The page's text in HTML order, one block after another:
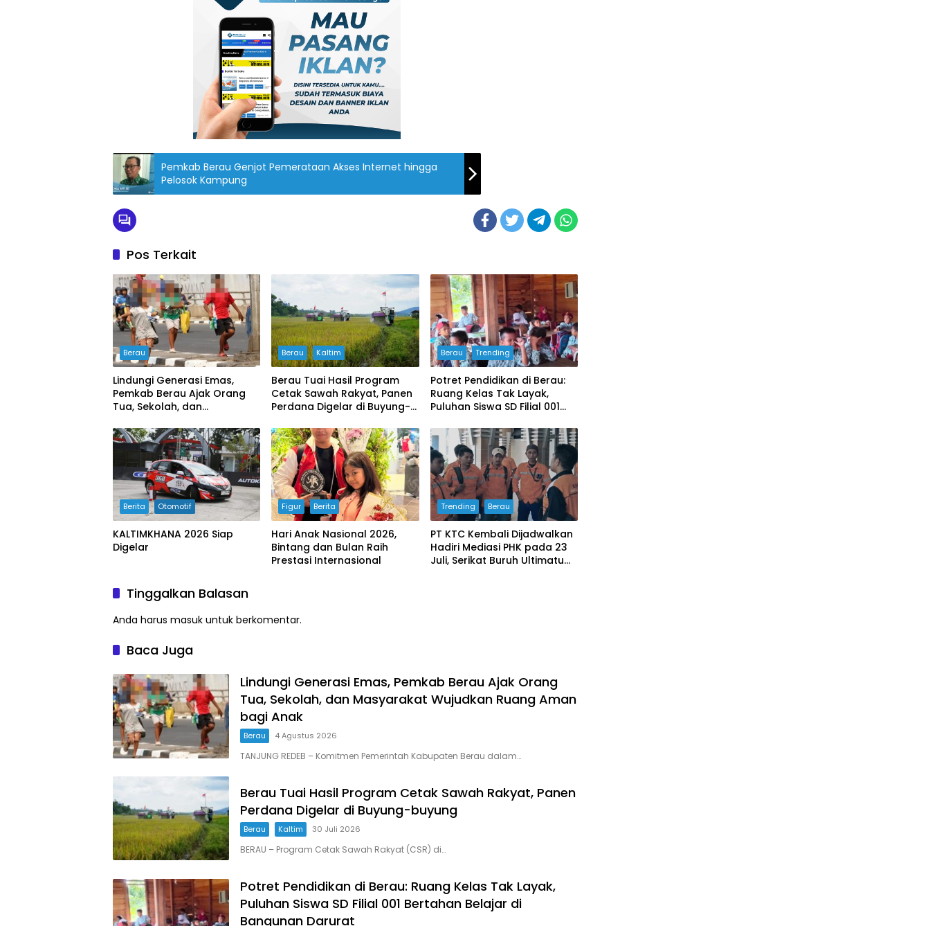
Pemkab Berau Genjot Pemerataan Akses Internet hingga
Pelosok Kampung
Pos Terkait
Berau
Lindungi Generasi Emas,
Pemkab Berau Ajak Orang
Tua, Sekolah, dan
Ruang Aman bagi Anak
Berau Kaltim
Berau Tuai Hasil Program
Cetak Sawah Rakyat, Panen
Perdana Digelar di Buyung-
Berau Trending
Potret Pendidikan di Berau:
Ruang Kelas Tak Layak,
Puluhan Siswa SD Filial 001
Bangunan Darurat
Berita Otomotif
KALTIMKHANA 2026 Siap
Digelar
Figur Berita
Hari Anak Nasional 2026,
Bintang dan Bulan Raih
Prestasi Internasional
Trending Berau
PT KTC Kembali Dijadwalkan
Hadiri Mediasi PHK pada 23
Juli, Serikat Buruh Ultimatum
Tinggalkan Balasan
Anda harus masuk untuk berkomentar.
Baca Juga
Lindungi Generasi Emas, Pemkab Berau Ajak Orang
Tua, Sekolah, dan Masyarakat Wujudkan Ruang Aman
bagi Anak
Berau 4 Agustus 2026
TANJUNG REDEB – Komitmen Pemerintah Kabupaten Berau dalam…
Berau Tuai Hasil Program Cetak Sawah Rakyat, Panen
Perdana Digelar di Buyung-buyung
Berau Kaltim 30 Juli 2026
BERAU – Program Cetak Sawah Rakyat (CSR) di…
Potret Pendidikan di Berau: Ruang Kelas Tak Layak,
Puluhan Siswa SD Filial 001 Bertahan Belajar di
Bangunan Darurat